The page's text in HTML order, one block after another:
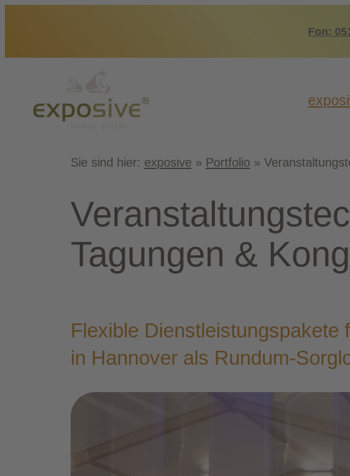
Fon:
Sie sind hier: exposive » Portfolio »
Tagun­gen &
Fle­xi­ble Dienst­leis­tungs­pa­ke­te
in Han­no­ver als Rundum-